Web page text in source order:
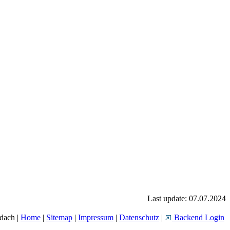
Last update: 07.07.2024
| Home | Sitemap | Impressum | Datenschutz | Backend Login